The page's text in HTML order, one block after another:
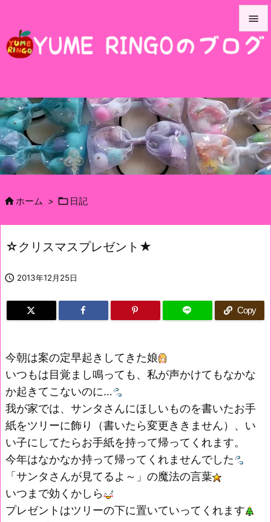



前へ

次へ

ホーム >  日記
☆クリスマスプレゼント★
 2013年12月25日
Copy
今朝は案の定早起きしてきた娘
いつもは目覚まし鳴っても、私が声かけてもなかな
か起きてこないのに…
我が家では、サンタさんにほしいものを書いたお手
紙をツリーに飾り（書いたら変更ききません）、い
い子にしてたらお手紙を持って帰ってくれます。
今年はなかなか持って帰ってくれませんでした
「サンタさんが見てるよ～」の魔法の言葉
いつまで効くかしら
プレゼントはツリーの下に置いていってくれます